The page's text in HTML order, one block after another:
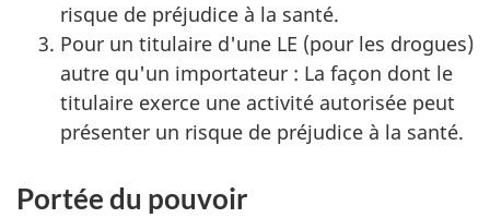
risque de préjudice à la santé.
Pour un titulaire d'une LE (pour les drogues)
autre qu'un importateur : La façon dont le
titulaire exerce une activité autorisée peut
présenter un risque de préjudice à la santé.
Portée du pouvoir